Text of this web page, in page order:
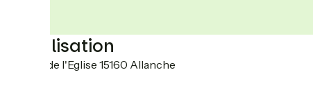
Localisation
1 place de l'Eglise 15160 Allanche